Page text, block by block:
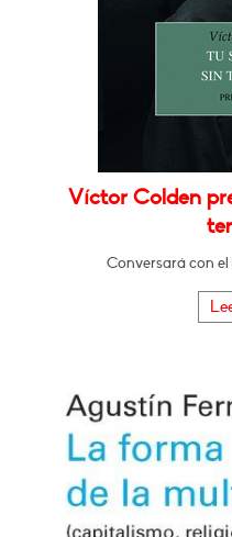
Víctor Colden
Conversará con el